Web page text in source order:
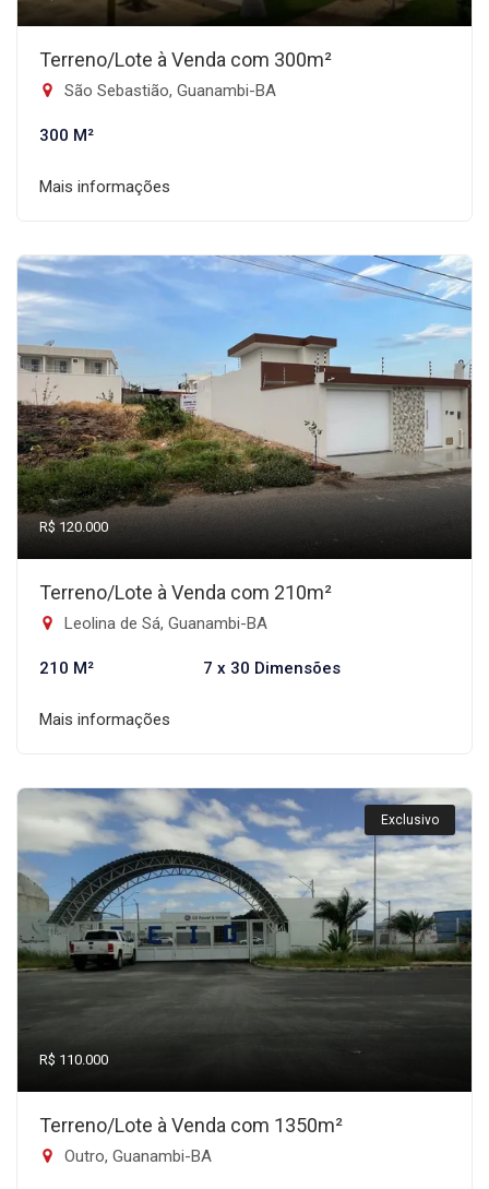
Terreno/Lote à Venda com 300m²
São Sebastião, Guanambi-BA
300 M²
Mais informações
R$ 120.000
Terreno/Lote à Venda com 210m²
Leolina de Sá, Guanambi-BA
210 M² 7 x 30 Dimensões
Mais informações
Exclusivo
R$ 110.000
Terreno/Lote à Venda com 1350m²
Outro, Guanambi-BA